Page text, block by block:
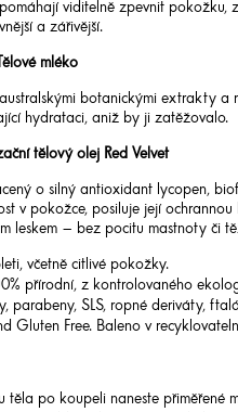
viditelně zpevnit pokožku,
a zářivější.
mléko
botanickými extrakty a
hydrataci, aniž by ji zatěžovalo.
tělový olej Red Velvet
o silný antioxidant lycopen,
v pokožce, posiluje její
leskem – bez pocitu mastnoty či
včetně citlivé pokožky.
přírodní, z kontrolovaného
parabeny, SLS, ropné deriváty,
Gluten Free. Baleno v
těla po koupeli naneste přiměřené